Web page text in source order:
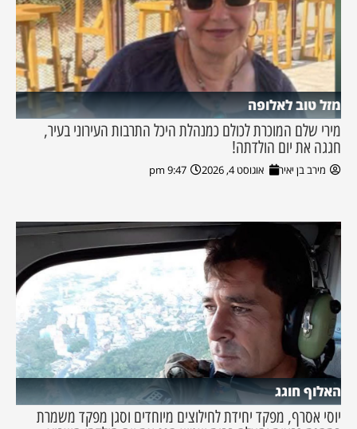
מזל טוב לאלופה
מירי שלם המוכרת לכולם כמנהלת היכל התרבות העירוני בעיר,
חגגה את יום הולדתה!
מירב בן יאיר אוגוסט 4, 2026 9:47 pm
האלוף חוגג
יוסי אסרף, מפקד יחידת לחילוצים מיוחדים וסגן מפקד משמרת